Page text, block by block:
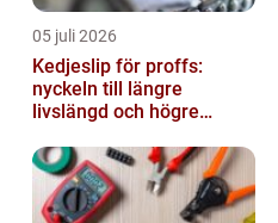
05 juli 2026
Kedjeslip för proffs:
nyckeln till längre
livslängd och högre